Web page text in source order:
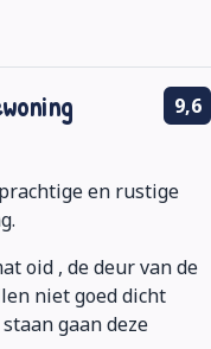
9,6
en rustige
oid , de deur van de
niet goed dicht
gaan deze